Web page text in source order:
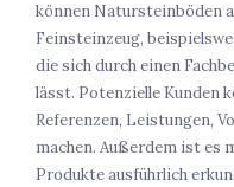
können Natursteinböden
Feinsteinzeug,
die sich durch einen
lässt. Potenzielle Kunden
Referenzen, Leistungen,
machen. Außerdem ist es
Produkte ausführlich